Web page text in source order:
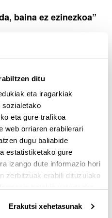
ditu
eta iragarkiak
sozialetako
eta gure trafikoa
web orriaren erabilerari
dugu baliabide
estatistiketako gure
izango dute informazio hori
zerbitzuak erabili dituzulako
Erakutsi xehetasunak
baina ez ezinezkoa”